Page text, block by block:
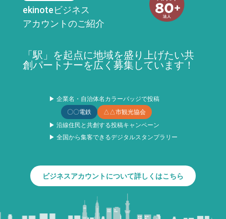
ekinoteビジネス
アカウントのご紹介
「駅」を起点に地域を盛り上げたい共
創パートナーを広く募集しています！
▶ 企業名・自治体名カラーバッジで投稿
〇〇電鉄
△△市観光協会
▶ 沿線住民と共創する投稿キャンペーン
▶ 全国から集客できるデジタルスタンプラリー
ビジネスアカウントについて詳しくはこちら